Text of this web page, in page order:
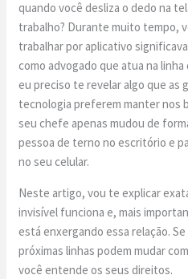
quando você desliza o dedo na
trabalho? Durante muito tempo,
trabalhar por aplicativo
como advogado que atua na
eu preciso te revelar algo que as
tecnologia preferem manter nos
seu chefe apenas mudou de
pessoa de terno no escritório e
no seu celular.
Neste artigo, vou te explicar
invisível funciona e, mais
está enxergando essa relação.
próximas linhas podem mudar
você entende os seus direitos.